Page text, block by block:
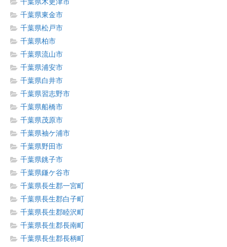
千葉県木更津市
千葉県東金市
千葉県松戸市
千葉県柏市
千葉県流山市
千葉県浦安市
千葉県白井市
千葉県習志野市
千葉県船橋市
千葉県茂原市
千葉県袖ケ浦市
千葉県野田市
千葉県銚子市
千葉県鎌ケ谷市
千葉県長生郡一宮町
千葉県長生郡白子町
千葉県長生郡睦沢町
千葉県長生郡長南町
千葉県長生郡長柄町